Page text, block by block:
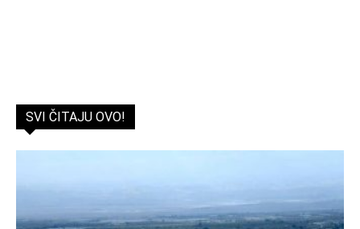
SVI ČITAJU OVO!